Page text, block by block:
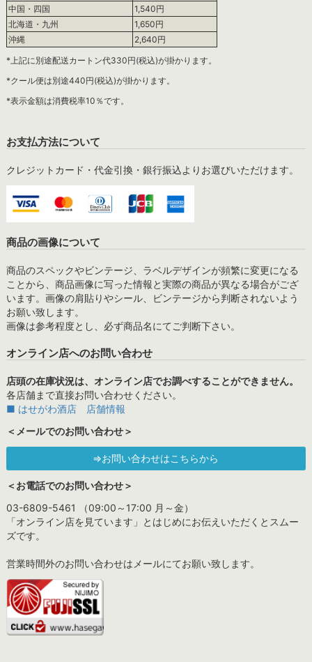
中国・四国
1,540円
北海道・九州
1,650円
沖縄
2,640円
*上記に別途配送カートン代330円(税込)が掛かります。
*クール便は別途440円(税込)が掛かります。
*表示金額は消費税率10％です。
お支払方法について
クレジットカード・代金引換・銀行振込よりお選びいただけます。
商品の画像について
商品のスペックやビンテージ、ラベルデザインが頻繁に変更になる
ことから、商品画像に写った情報と実際の商品が異なる場合がござ
います。画像の肩貼りやシール、ビンテージから判断されないよう
お願い致します。
画像は参考程度とし、必ず商品名にてご判断下さい。
オンライン店へのお問い合わせ
店頭の在庫状況は、オンライン店でお調べすることができません。
各店舗まで直接お問い合わせください。
■ はせがわ酒店 店舗情報
＜メールでのお問い合わせ＞
⇒お問い合わせはこちらから
＜お電話でのお問い合わせ＞
03-6809-5461 （09:00～17:00 月～金）
「オンライン店を見ています」とはじめにお伝えいただくとスムー
ズです。
営業時間外のお問い合わせはメールにてお願い致します。